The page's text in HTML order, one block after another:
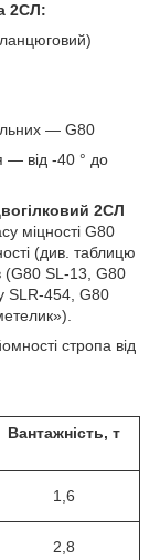
2СЛ:
— G80
— від -40 ° до
2СЛ
міцності G80
(див. таблицю
(G80 SL-13, G80
SLR-454, G80
стропа від
Вантажність, т
1,6
2,8